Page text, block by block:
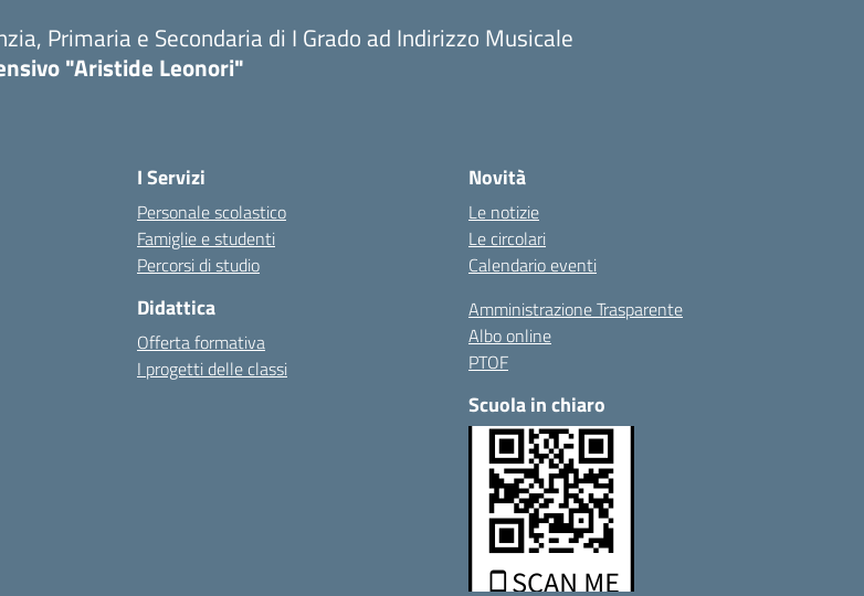
Primaria e Secondaria di I Grado ad Indirizzo Musicale
"Aristide Leonori"
I Servizi
Personale scolastico
Famiglie e studenti
Percorsi di studio
Didattica
Offerta formativa
I progetti delle classi
Novità
Le notizie
Le circolari
Calendario eventi
Amministrazione Trasparente
Albo online
PTOF
Scuola in chiaro